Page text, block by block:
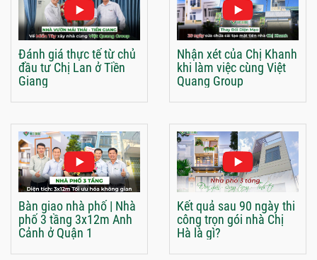
Đánh giá thực tế từ chủ
đầu tư Chị Lan ở Tiền
Giang
Nhận xét của Chị Khanh
khi làm việc cùng Việt
Quang Group
Bàn giao nhà phố | Nhà
phố 3 tầng 3x12m Anh
Cảnh ở Quận 1
Kết quả sau 90 ngày thi
công trọn gói nhà Chị
Hà là gì?